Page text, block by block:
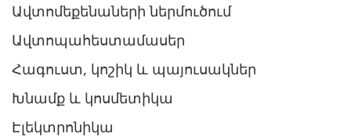
Ավտոմեքենաների ներմուծում
Ավտոպահեստամասեր
Հագուստ, կոշիկ և պայուսակներ
Խնամք և կոսմետիկա
Էլեկտրոնիկա